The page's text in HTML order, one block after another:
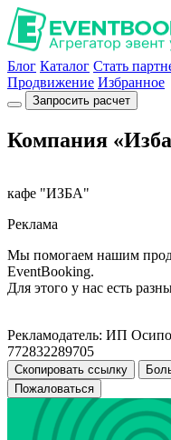
Блог Каталог Стать
Продвижение Избранное
Запросить расчет
Компания
кафе "ИЗБА"
Реклама
Мы помогаем нашим
EventBooking.
Для этого у нас есть
Рекламодатель: ИП
772832289705
Скопировать ссылку
Пожаловаться